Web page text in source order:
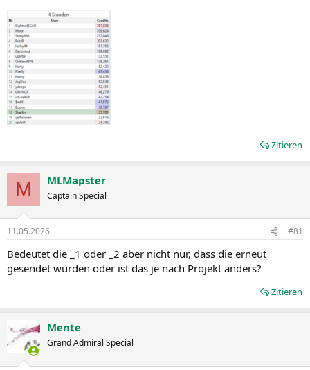
Zitieren
M MLMapster
Captain Special
11.05.2026 #81
Bedeutet die _1 oder _2 aber nicht nur, dass die erneut
gesendet wurden oder ist das je nach Projekt anders?
Zitieren
Mente
Grand Admiral Special